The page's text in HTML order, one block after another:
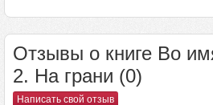
Отзывы о книге Во
2. На грани (0)
Написать свой отзыв